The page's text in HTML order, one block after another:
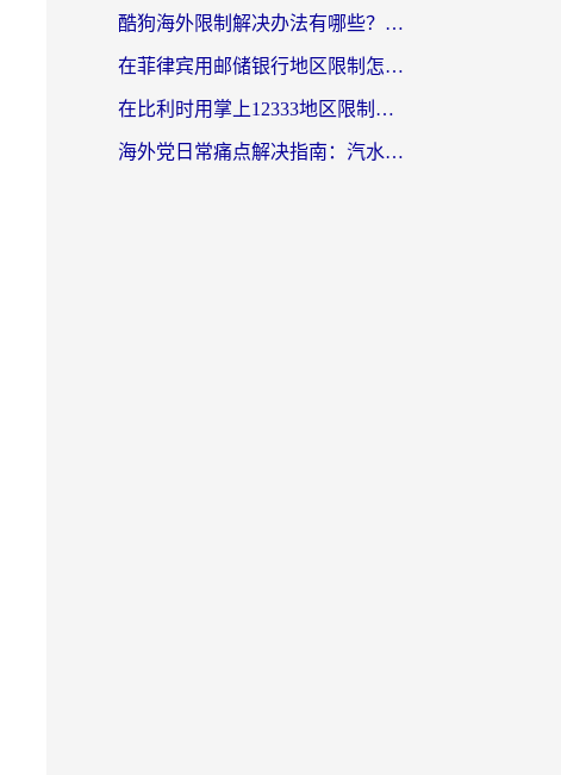
酷狗海外限制解决办法有哪些？留学生亲测有效的回国加速指南
在菲律宾用邮储银行地区限制怎么办？海外华人必看的回国加速解决方案
在比利时用掌上12333地区限制怎么办？海外华人亲测有效的回国加速方案
海外党日常痛点解决指南：汽水有些音乐在国外无法播放怎么办？